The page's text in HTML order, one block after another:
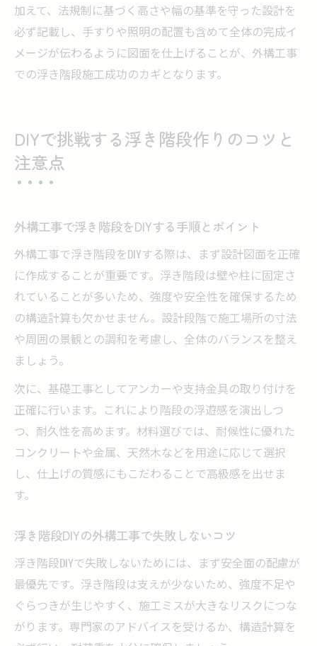
加えて、法規制に基づく高さや幅の基準を守った設計を
必ず記載し、手すりや照明の配置も含めて全体の完成イ
メージが伝わるように図面を仕上げることが、外構工事
での浮き階段施工成功のカギとなります。
DIYで挑戦する浮き階段作りのコツと
注意点
外構工事で浮き階段をDIYする手順とポイント
外構工事で浮き階段をDIYする際は、まず設計図面を正確
に作成することが重要です。浮き階段は壁や柱に固定さ
れていることが多いため、強度や安全性を確保するため
の構造計算も欠かせません。設計段階で施工場所の寸法
や周囲の景観との調和を考慮し、全体のバランスを整え
ましょう。
次に、基礎工事としてアンカーや支持金具の取り付けを
正確に行います。これにより階段の浮遊感を演出しつ
つ、耐久性を高めます。材料選びでは、耐候性に優れた
コンクリートや金属、天然木などを用途に応じて選択
し、仕上げの質感にもこだわることで高級感を出せま
す。
浮き階段DIYの外構工事で失敗しないコツ
浮き階段DIYで失敗しないためには、まず安全面の配慮が
最優先です。浮き階段は支えが少ないため、強度不足や
ぐらつきが生じやすく、施工ミスが大きなリスクにつな
がります。専門家のアドバイスを受けるか、構造計算を